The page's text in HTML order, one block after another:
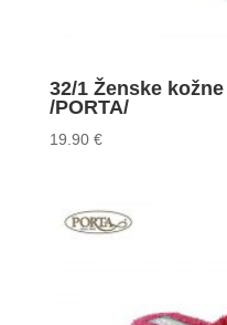
32/1 Ženske
/PORTA/
19.90 €